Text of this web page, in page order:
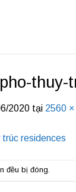
thuy-
2020 tại 2560
đều bị đóng.